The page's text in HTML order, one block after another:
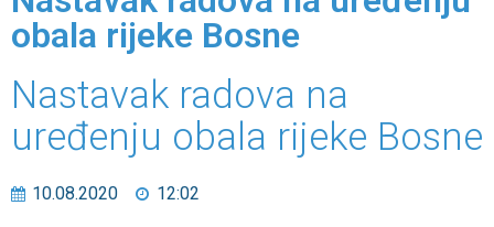
obala rijeke Bosne
Nastavak radova na
uređenju obala rijeke Bosne
10.08.2020 12:02